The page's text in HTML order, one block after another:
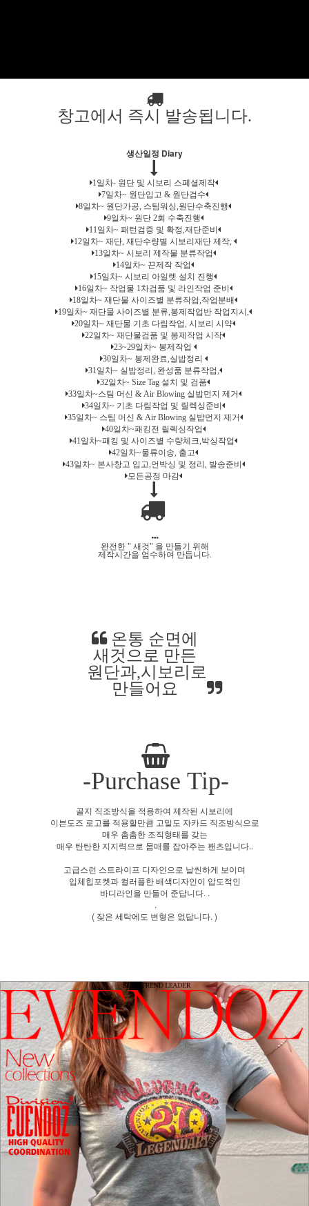
창고에서 즉시 발송됩니다.
생산일정 Diary
1일차- 원단 및 시보리 스페셜제작
7일차~ 원단입고 & 원단검수
8일차~ 원단가공, 스팀워싱,원단수축진행
9일차~ 원단 2회 수축진행
11일차~ 패턴검증 및 확정,재단준비
12일차~ 재단, 재단수량별 시보리재단 제작,
13일차~ 시보리 제작물 분류작업
14일차~ 끈제작 작업
15일차~ 시보리 아일렛 설치 진행
16일차~ 작업물 1차검품 및 라인작업 준비
18일차~ 재단물 사이즈별 분류작업,작업분배
19일차~ 재단물 사이즈별 분류,봉제작업반 작업지시,
20일차~ 재단물 기초 다림작업, 시보리 시약
22일차~ 재단물검품 및 봉제작업 시작
23~29일차~ 봉제작업
30일차~ 봉제완료,실밥정리
31일차~ 실밥정리, 완성품 분류작업,
32일차~ Size Tag 설치 및 검품
33일차~스팀 머신 & Air Blowing 실밥먼지 제거
34일차~ 기초 다림작업 및 릴렉싱준비
35일차~ 스팀 머신 & Air Blowing 실밥먼지 제거
40일차~패킹전 릴렉싱작업
41일차~패킹 및 사이즈별 수량체크,박싱작업
42일차~물류이송, 출고
43일차~ 본사창고 입고,언박싱 및 정리, 발송준비
모든공정 마감
완전한 " 새것" 을 만들기 위해
제작시간을 엄수하여 만듭니다.
온통 순면에
새것으로 만든
원단과,시보리로
만들어요
-Purchase Tip-
골지 직조방식을 적용하여 제작된 시보리에
이븐도즈 로고를 적용할만큼 고밀도 자카드 직조방식으로
매우 촘촘한 조직형태를 갖는
매우 탄탄한 지지력으로 몸매를 잡아주는 팬츠입니다..
고급스런 스트라이프 디자인으로 날씬하게 보이며
입체힙포켓과 컬러플한 배색디자인이 압도적인
바디라인을 만들어 준답니다. .
.
( 잦은 세탁에도 변형은 없답니다. )